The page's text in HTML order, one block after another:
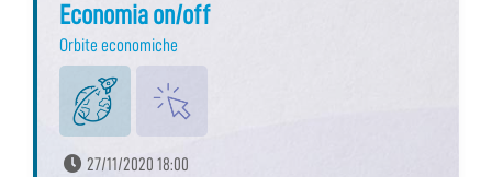
Economia on/off
Orbite economiche
27/11/2020 18:00